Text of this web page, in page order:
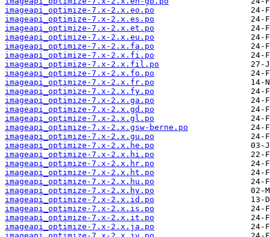
imageapi_optimize-7.x-2.x.eo.po
imageapi_optimize-7.x-2.x.es.po
imageapi_optimize-7.x-2.x.et.po
imageapi_optimize-7.x-2.x.eu.po
imageapi_optimize-7.x-2.x.fa.po
imageapi_optimize-7.x-2.x.fi.po
imageapi_optimize-7.x-2.x.fil.po
imageapi_optimize-7.x-2.x.fo.po
imageapi_optimize-7.x-2.x.fr.po
imageapi_optimize-7.x-2.x.fy.po
imageapi_optimize-7.x-2.x.ga.po
imageapi_optimize-7.x-2.x.gd.po
imageapi_optimize-7.x-2.x.gl.po
imageapi_optimize-7.x-2.x.gsw-berne.po
imageapi_optimize-7.x-2.x.gu.po
imageapi_optimize-7.x-2.x.he.po
imageapi_optimize-7.x-2.x.hi.po
imageapi_optimize-7.x-2.x.hr.po
imageapi_optimize-7.x-2.x.ht.po
imageapi_optimize-7.x-2.x.hu.po
imageapi_optimize-7.x-2.x.hy.po
imageapi_optimize-7.x-2.x.id.po
imageapi_optimize-7.x-2.x.is.po
imageapi_optimize-7.x-2.x.it.po
imageapi_optimize-7.x-2.x.ja.po